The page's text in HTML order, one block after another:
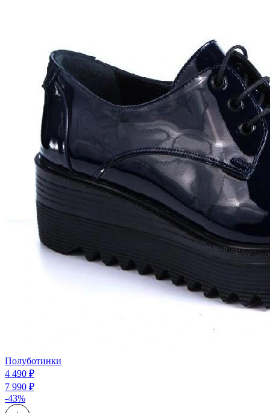
Полуботинки
4 490 ₽
7 990 ₽
-43%